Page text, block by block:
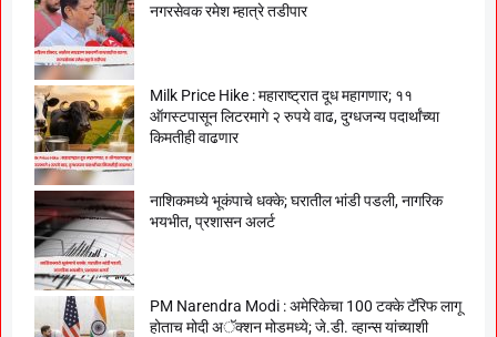
नगरसेवक रमेश म्हात्रे तडीपार
Milk Price Hike : महाराष्ट्रात दूध महागणार; ११
ऑगस्टपासून लिटरमागे २ रुपये वाढ, दुग्धजन्य पदार्थांच्या
किमतीही वाढणार
नाशिकमध्ये भूकंपाचे धक्के; घरातील भांडी पडली, नागरिक
भयभीत, प्रशासन अलर्ट
PM Narendra Modi : अमेरिकेचा 100 टक्के टॅरिफ लागू
होताच मोदी अॅक्शन मोडमध्ये; जे.डी. व्हान्स यांच्याशी